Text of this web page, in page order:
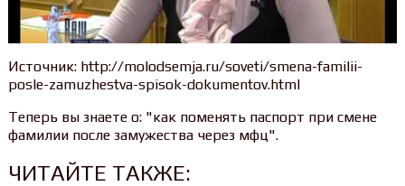
Источник: http://molodsemja.ru/soveti/smena-familii-
posle-zamuzhestva-spisok-dokumentov.html
Теперь вы знаете о: "как поменять паспорт при смене
фамилии после замужества через мфц".
ЧИТАЙТЕ ТАКЖЕ: